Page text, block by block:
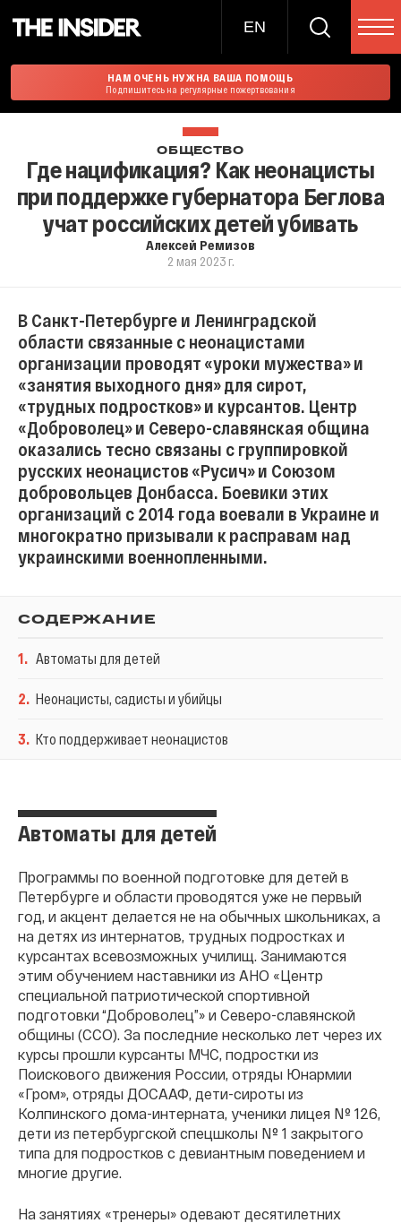
EN
НАМ ОЧЕНЬ НУЖНА ВАША ПОМОЩЬ
Подпишитесь на регулярные пожертвования
ОБЩЕСТВО
Где нацификация? Как неонацисты
при поддержке губернатора Беглова
учат российских детей убивать
Алексей Ремизов
2 мая 2023 г.
В Санкт-Петербурге и Ленинградской
области связанные с неонацистами
организации проводят «уроки мужества» и
«занятия выходного дня» для сирот,
«трудных подростков» и курсантов. Центр
«Доброволец» и Северо-славянская община
оказались тесно связаны с группировкой
русских неонацистов «Русич» и Союзом
добровольцев Донбасса. Боевики этих
организаций с 2014 года воевали в Украине и
многократно призывали к расправам над
украинскими военнопленными.
СОДЕРЖАНИЕ
1. Автоматы для детей
2. Неонацисты, садисты и убийцы
3. Кто поддерживает неонацистов
Автоматы для детей
Программы по военной подготовке для детей в
Петербурге и области проводятся уже не первый
год, и акцент делается не на обычных школьниках, а
на детях из интернатов, трудных подростках и
курсантах всевозможных училищ. Занимаются
этим обучением наставники из АНО «Центр
специальной патриотической спортивной
подготовки “Доброволец”» и Северо-cлавянской
общины (ССО). За последние несколько лет через их
курсы прошли курсанты МЧС, подростки из
Поискового движения России, отряды Юнармии
«Гром», отряды ДОСААФ, дети-сироты из
Колпинского дома-интерната, ученики лицея № 126,
дети из петербургской спецшколы № 1 закрытого
типа для подростков с девиантным поведением и
многие другие.
На занятиях «тренеры» одевают десятилетних